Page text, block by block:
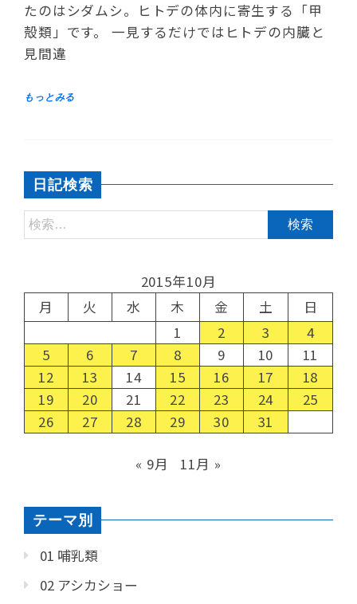
たのはシダムシ。ヒトデの体内に寄生する「甲
殻類」です。 一見するだけではヒトデの内臓と
見間違
日記検索
2015年10月
月
火 水 木 金 土
日
1
2 3
4
5
6 7 8 9 10
11
12
13 14 15 16 17
18
19
20 21 22 23 24
25
26
27 28 29 30 31
« 9月 11月 »
テーマ別
01 哺乳類
02 アシカショー